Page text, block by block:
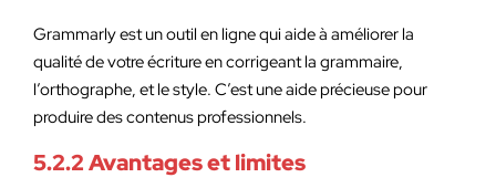
Grammarly est un outil en ligne qui aide à améliorer la
qualité de votre écriture en corrigeant la grammaire,
l’orthographe, et le style. C’est une aide précieuse pour
produire des contenus professionnels.
5.2.2 Avantages et limites